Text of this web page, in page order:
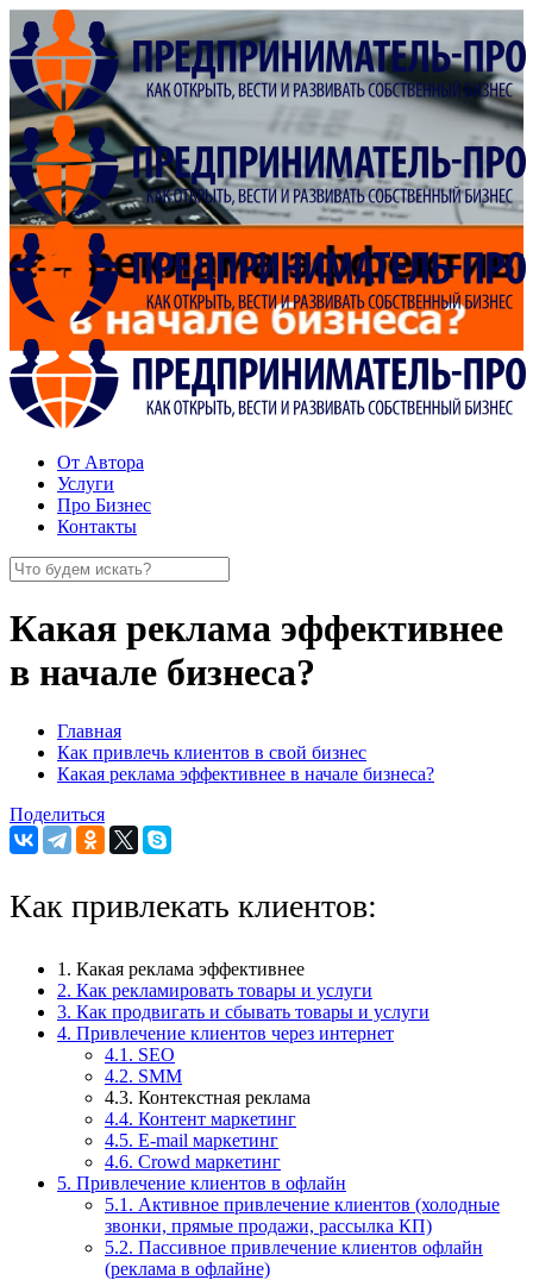
От Автора
Услуги
Про Бизнес
Контакты
Какая реклама эффективнее
в начале бизнеса?
Главная
Как привлечь клиентов в свой бизнес
Какая реклама эффективнее в начале бизнеса?
Поделиться
Как привлекать клиентов:
1. Какая реклама эффективнее
2. Как рекламировать товары и услуги
3. Как продвигать и сбывать товары и услуги
4. Привлечение клиентов через интернет
4.1. SEO
4.2. SMM
4.3. Контекстная реклама
4.4. Контент маркетинг
4.5. E-mail маркетинг
4.6. Crowd маркетинг
5. Привлечение клиентов в офлайн
5.1. Активное привлечение клиентов (холодные
звонки, прямые продажи, рассылка КП)
5.2. Пассивное привлечение клиентов офлайн
(реклама в офлайне)